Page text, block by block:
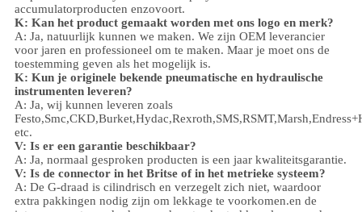
accumulatorproducten enzovoort.
K: Kan het product gemaakt worden met ons logo en merk?
A: Ja, natuurlijk kunnen we maken. We zijn OEM leverancier
voor jaren en professioneel om te maken. Maar je moet ons de
toestemming geven als het mogelijk is.
K: Kun je originele bekende pneumatische en hydraulische
instrumenten leveren?
A: Ja, wij kunnen leveren zoals
etc.
V: Is er een garantie beschikbaar?
A: Ja, normaal gesproken producten is een jaar kwaliteitsgarantie.
V: Is de connector in het Britse of in het metrieke systeem?
A: De G-draad is cilindrisch en verzegelt zich niet, waardoor
extra pakkingen nodig zijn om lekkage te voorkomen.en de